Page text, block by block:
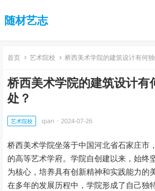
随材艺志
首页 艺术院校 桥西美术学院的建筑设计有何
桥西美术学院的建筑设计有
处？
艺术院校 qian · 2024-07-26
桥西美术学院坐落于中国河北省石家庄市
的高等艺术学府。学院自创建以来，始终
为核心，培养具有创新精神和实践能力的
在多年的发展历程中，学院形成了自己独